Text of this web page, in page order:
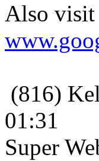
Also visit
(816)
01:31
Super